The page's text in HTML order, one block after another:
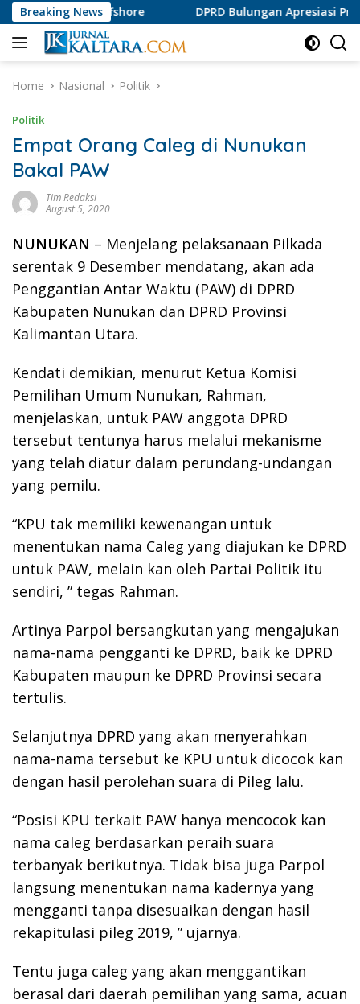
Skip
to
content
Breaking News
Offshore DPRD Bulungan Apresiasi Produk AMDK
Home Nasional Politik
Politik
Empat Orang Caleg di Nunukan
Bakal PAW
Tim Redaksi
August 5, 2020
NUNUKAN – Menjelang pelaksanaan Pilkada
serentak 9 Desember mendatang, akan ada
Penggantian Antar Waktu (PAW) di DPRD
Kabupaten Nunukan dan DPRD Provinsi
Kalimantan Utara.
Kendati demikian, menurut Ketua Komisi
Pemilihan Umum Nunukan, Rahman,
menjelaskan, untuk PAW anggota DPRD
tersebut tentunya harus melalui mekanisme
yang telah diatur dalam perundang-undangan
yang pemilu.
“KPU tak memiliki kewenangan untuk
menentukan nama Caleg yang diajukan ke DPRD
untuk PAW, melain kan oleh Partai Politik itu
sendiri, ” tegas Rahman.
Artinya Parpol bersangkutan yang mengajukan
nama-nama pengganti ke DPRD, baik ke DPRD
Kabupaten maupun ke DPRD Provinsi secara
tertulis.
Selanjutnya DPRD yang akan menyerahkan
nama-nama tersebut ke KPU untuk dicocok kan
dengan hasil perolehan suara di Pileg lalu.
“Posisi KPU terkait PAW hanya mencocok kan
nama caleg berdasarkan peraih suara
terbanyak berikutnya. Tidak bisa juga Parpol
langsung menentukan nama kadernya yang
mengganti tanpa disesuaikan dengan hasil
rekapitulasi pileg 2019, ” ujarnya.
Tentu juga caleg yang akan menggantikan
berasal dari daerah pemilihan yang sama, acuan